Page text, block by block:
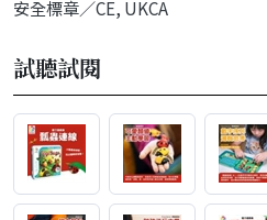
安全標章／CE, UKCA
試聽試閱